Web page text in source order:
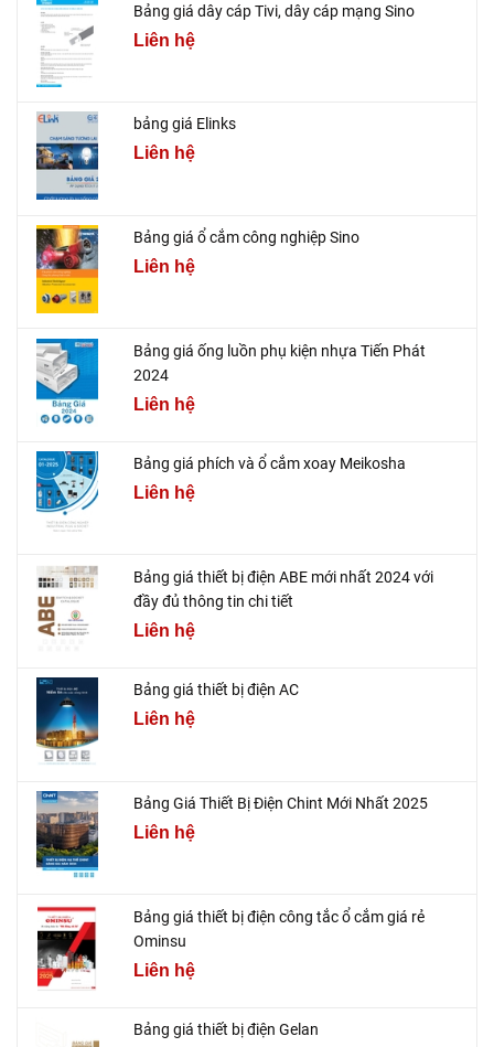
Bảng giá dây cáp Tivi, dây cáp mạng Sino
Liên hệ
bảng giá Elinks
Liên hệ
Bảng giá ổ cắm công nghiệp Sino
Liên hệ
Bảng giá ống luồn phụ kiện nhựa Tiến Phát
2024
Liên hệ
Bảng giá phích và ổ cắm xoay Meikosha
Liên hệ
Bảng giá thiết bị điện ABE mới nhất 2024 với
đầy đủ thông tin chi tiết
Liên hệ
Bảng giá thiết bị điện AC
Liên hệ
Bảng Giá Thiết Bị Điện Chint Mới Nhất 2025
Liên hệ
Bảng giá thiết bị điện công tắc ổ cắm giá rẻ
Ominsu
Liên hệ
Bảng giá thiết bị điện Gelan